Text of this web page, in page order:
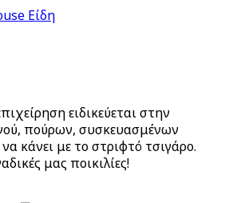
των 18;
ειδικεύεται στην
πούρων, συσκευασμένων
κάνει με το στριφτό τσιγάρο.
μας ποικιλίες!